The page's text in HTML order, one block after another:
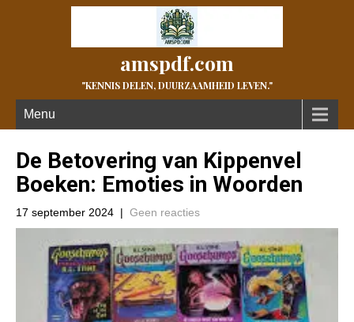
amspdf.com
"KENNIS DELEN, DUURZAAMHEID LEVEN."
Menu
De Betovering van Kippenvel
Boeken: Emoties in Woorden
17 september 2024 | Geen reacties